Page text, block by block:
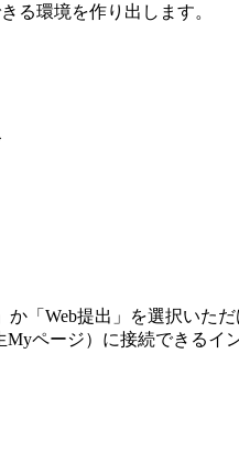
る環境を作り出します。
か「Web提出」を選択いた
Myページ）に接続できるイ